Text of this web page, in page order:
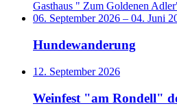
Gasthaus " Zum Goldenen
06. September 2026 – 04. Juni
Hundewanderung
12. September 2026
Weinfest "am Rondell"